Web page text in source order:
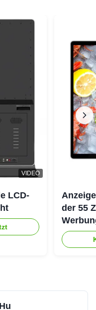
VIDEO
LCD-
der 55
ultra